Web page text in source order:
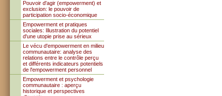
Pouvoir d'agir (empowerment) et
exclusion: le pouvoir de
participation socio-économique
Empowerment et pratiques
sociales: Illustration du potentiel
d'une utopie prise au sérieux
Le vécu d'empowerment en milieu
communautaire: analyse des
relations entre le contrôle perçu
et différents indicateurs potentiels
de l'empowerment personnel
Empowerment et psychologie
communautaire : aperçu
historique et perspectives